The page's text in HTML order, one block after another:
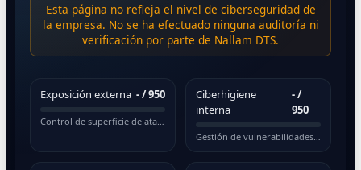
Esta página no refleja el nivel de ciberseguridad de
la empresa. No se ha efectuado ninguna auditoría ni
verificación por parte de Nallam DTS.
Exposición externa -/ 950
Control de superficie de ataque pública
Ciberhigiene
interna
-/
950
Gestión de vulnerabilidades y actualizaciones